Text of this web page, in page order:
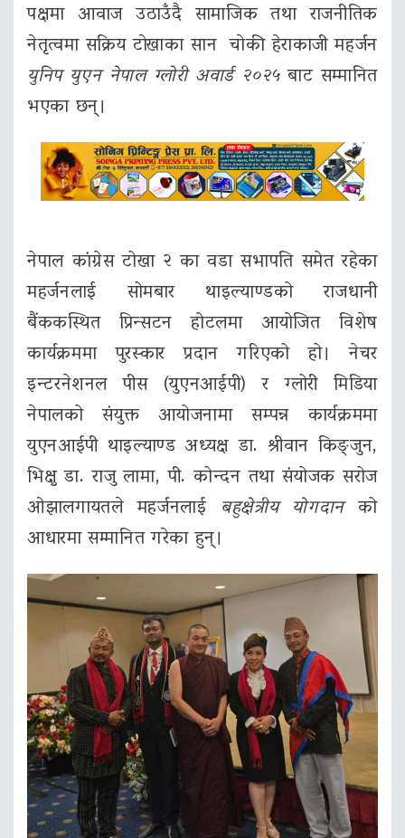
पक्षमा आवाज उठाउँदै सामाजिक तथा राजनीतिक
नेतृत्वमा सक्रिय टाेखाका सान चाेकी हेराकाजी महर्जन
युनिप युएन नेपाल ग्लोरी अवार्ड २०२५बाट सम्मानित
भएका छन्।
नेपाल कांग्रेस टोखा २ का वडा सभापति समेत रहेका
महर्जनलाई सोमबार थाइल्याण्डको राजधानी
बैंककस्थित प्रिन्सटन होटलमा आयोजित विशेष
कार्यक्रममा पुरस्कार प्रदान गरिएको हो। नेचर
इन्टरनेशनल पीस (युएनआईपी) र ग्लोरी मिडिया
नेपालको संयुक्त आयोजनामा सम्पन्न कार्यक्रममा
युएनआईपी थाइल्याण्ड अध्यक्ष डा. श्रीवान किङ्जुन,
भिक्षु डा. राजु लामा, पी. कोन्दन तथा संयोजक सरोज
ओझालगायतले महर्जनलाई बहुक्षेत्रीय योगदानको
आधारमा सम्मानित गरेका हुन्।